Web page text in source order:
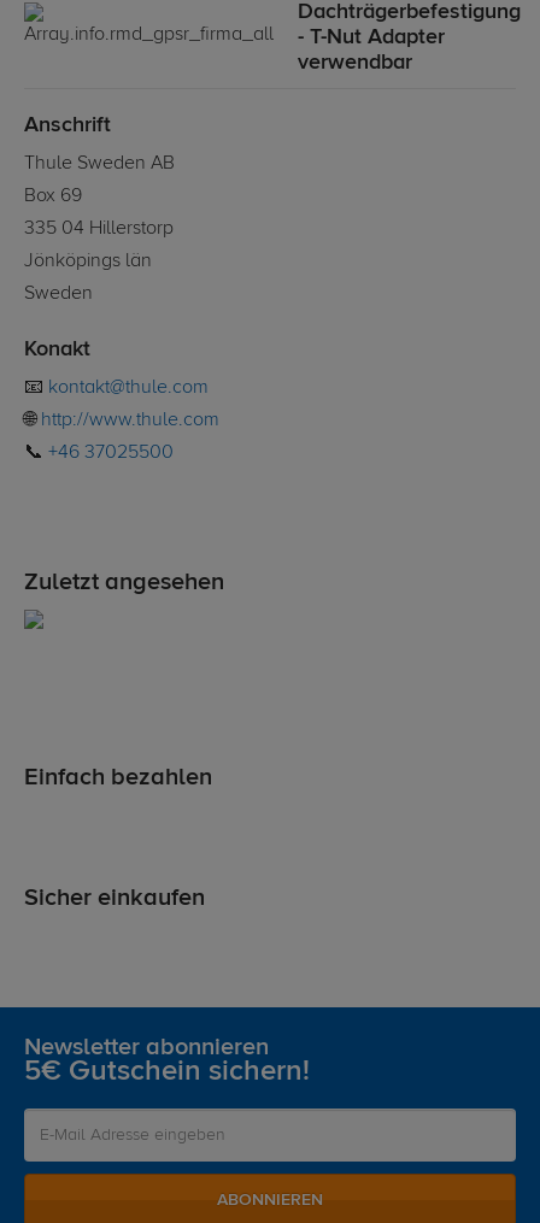
Dachträgerbefestigung
- T-Nut Adapter
verwendbar
Anschrift
Thule Sweden AB
Box 69
335 04 Hillerstorp
Jönköpings län
Sweden
Konakt
📧 kontakt@thule.com
🌐 http://www.thule.com
📞 +46 37025500
Zuletzt angesehen
Einfach bezahlen
Sicher einkaufen
Newsletter abonnieren
5€ Gutschein sichern!
ABONNIEREN